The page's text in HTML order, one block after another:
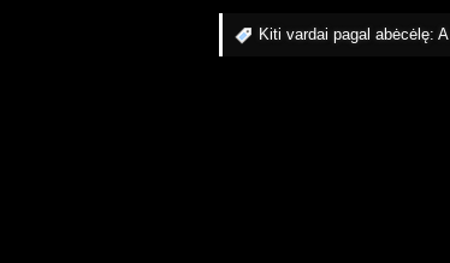
Kiti vardai pagal abėcėlę: A